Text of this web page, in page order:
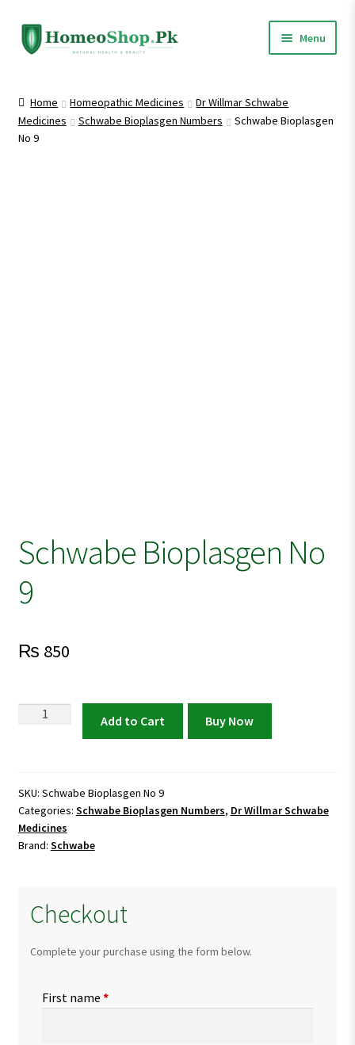
Skip
to
Skip
to
Menu
Shop All
Home Homeopathic Medicines
Dr Willmar Schwabe
Medicines
Schwabe Bioplasgen Numbers
Schwabe Bioplasgen
No 9
Schwabe Bioplasgen No
9
₨ 850
Schwabe
quantity
Add to Cart Buy Now
SKU: Schwabe Bioplasgen No 9
Categories: Schwabe Bioplasgen Numbers, Dr Willmar Schwabe
Medicines
Brand: Schwabe
Checkout
Complete your purchase using the form below.
First name *